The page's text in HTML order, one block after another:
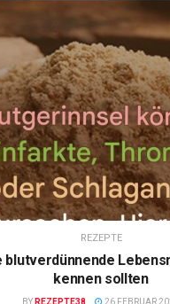
REZEPTE
blutverdünnende
kennen sollten
BY REZEPTE38 26 FEBRUAR